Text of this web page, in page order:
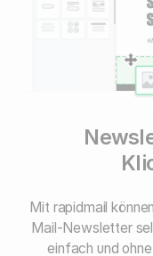
Mit rapidmail
Mail-Newsletter
einfach und